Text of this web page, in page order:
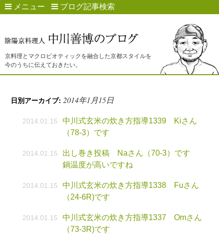
メニュー ブログ記事検索
京料理とマクロビオティックを融合した京都スタイルを
今のうちに伝えておきたい。
日別アーカイブ:2014年1月15日
2014.01.15
中川式玄米の炊き方指導1339 Kiさん
（78-3）です
2014.01.15
出し巻き投稿 Naさん（70-3）です
鍋温度が高いですね
2014.01.15
中川式玄米の炊き方指導1338 Fuさん
（24-6R)です
2014.01.15
中川式玄米の炊き方指導1337 Omさん
（73-3R)です